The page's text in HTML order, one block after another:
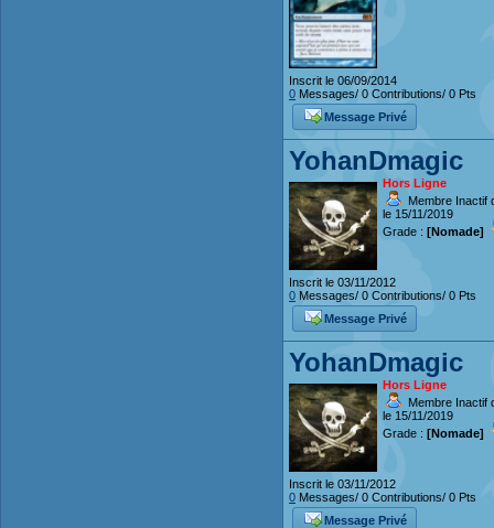
Inscrit le 06/09/2014
0 Messages/ 0 Contributions/ 0 Pts
Message Privé
YohanDmagic
Hors Ligne
Membre Inactif
le 15/11/2019
Grade : [Nomade]
Inscrit le 03/11/2012
0 Messages/ 0 Contributions/ 0 Pts
Message Privé
YohanDmagic
Hors Ligne
Membre Inactif
le 15/11/2019
Grade : [Nomade]
Inscrit le 03/11/2012
0 Messages/ 0 Contributions/ 0 Pts
Message Privé